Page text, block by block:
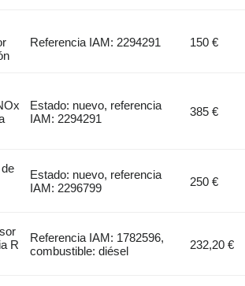
Referencia IAM: 2294291 150 €
Estado: nuevo, referencia
IAM: 2294291
385 €
Estado: nuevo, referencia
IAM: 2296799
250 €
R
Referencia IAM: 1782596,
combustible: diésel
232,20 €